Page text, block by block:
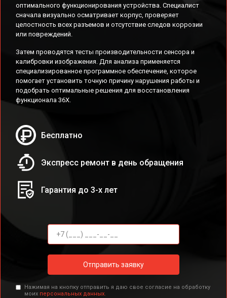
оптимального функционирования устройства. Специалист
сначала визуально осматривает корпус, проверяет
целостность всех разъемов и отсутствие следов коррозии
или повреждений.
Затем проводятся тесты производительности сенсора и
калибровки изображения. Для анализа применяется
специализированное программное обеспечение, которое
помогает установить точную причину нарушения работы и
подобрать оптимальные решения для восстановления
функционала 36X.
Бесплатно
Экспресс ремонт в день обращения
Гарантия до 3-х лет
Отправить заявку
Нажимая на кнопку отправить я даю свое согласие на обработку
моих персональных данных.